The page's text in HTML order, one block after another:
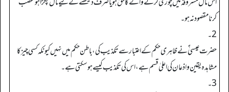
کرنا مقصود نہ ہو۔
2۔
حضرت عیسیٰ ؑ نے ظاہری حکم کے اعتبار سے تکذیب کی،باطن حکم میں نہیں کیونکہ کسی چیز کا
مشاہدہ یقین و اذعان کی اعلیٰ قسم ہے، اس کی تکذیب کیسے ہوسکتی ہے۔
3۔